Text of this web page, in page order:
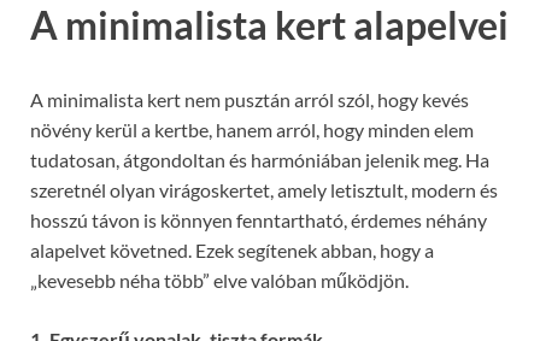
A minimalista kert alapelvei
A minimalista kert nem pusztán arról szól, hogy kevés
növény kerül a kertbe, hanem arról, hogy minden elem
tudatosan, átgondoltan és harmóniában jelenik meg. Ha
szeretnél olyan virágoskertet, amely letisztult, modern és
hosszú távon is könnyen fenntartható, érdemes néhány
alapelvet követned. Ezek segítenek abban, hogy a
„kevesebb néha több” elve valóban működjön.